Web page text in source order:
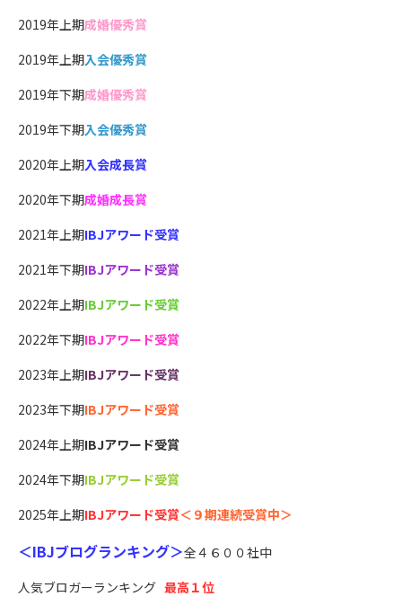
2019年上期成婚優秀賞
2019年上期入会優秀賞
2019年下期成婚優秀賞
2019年下期入会優秀賞
2020年上期入会成長賞
2020年下期成婚成長賞
2021年上期IBJアワード受賞
2021年下期IBJアワード受賞
2022年上期IBJアワード受賞
2022年下期IBJアワード受賞
2023年上期IBJアワード受賞
2023年下期IBJアワード受賞
2024年上期IBJアワード受賞
2024年下期IBJアワード受賞
2025年上期IBJアワード受賞＜９期連続受賞中＞
＜IBJブログランキング＞全４６００社中
人気ブロガーランキング 最高１位